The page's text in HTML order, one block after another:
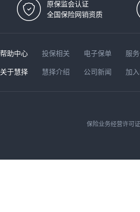
原保监会认证
全国保险网销资质
帮助中心 投保相关 电子保单 服
关于慧择
慧择介绍 公司新闻 加
保险业务经营许可证